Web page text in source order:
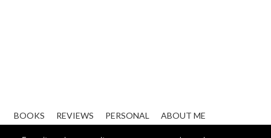
BOOKS REVIEWS PERSONAL
ABOUT ME